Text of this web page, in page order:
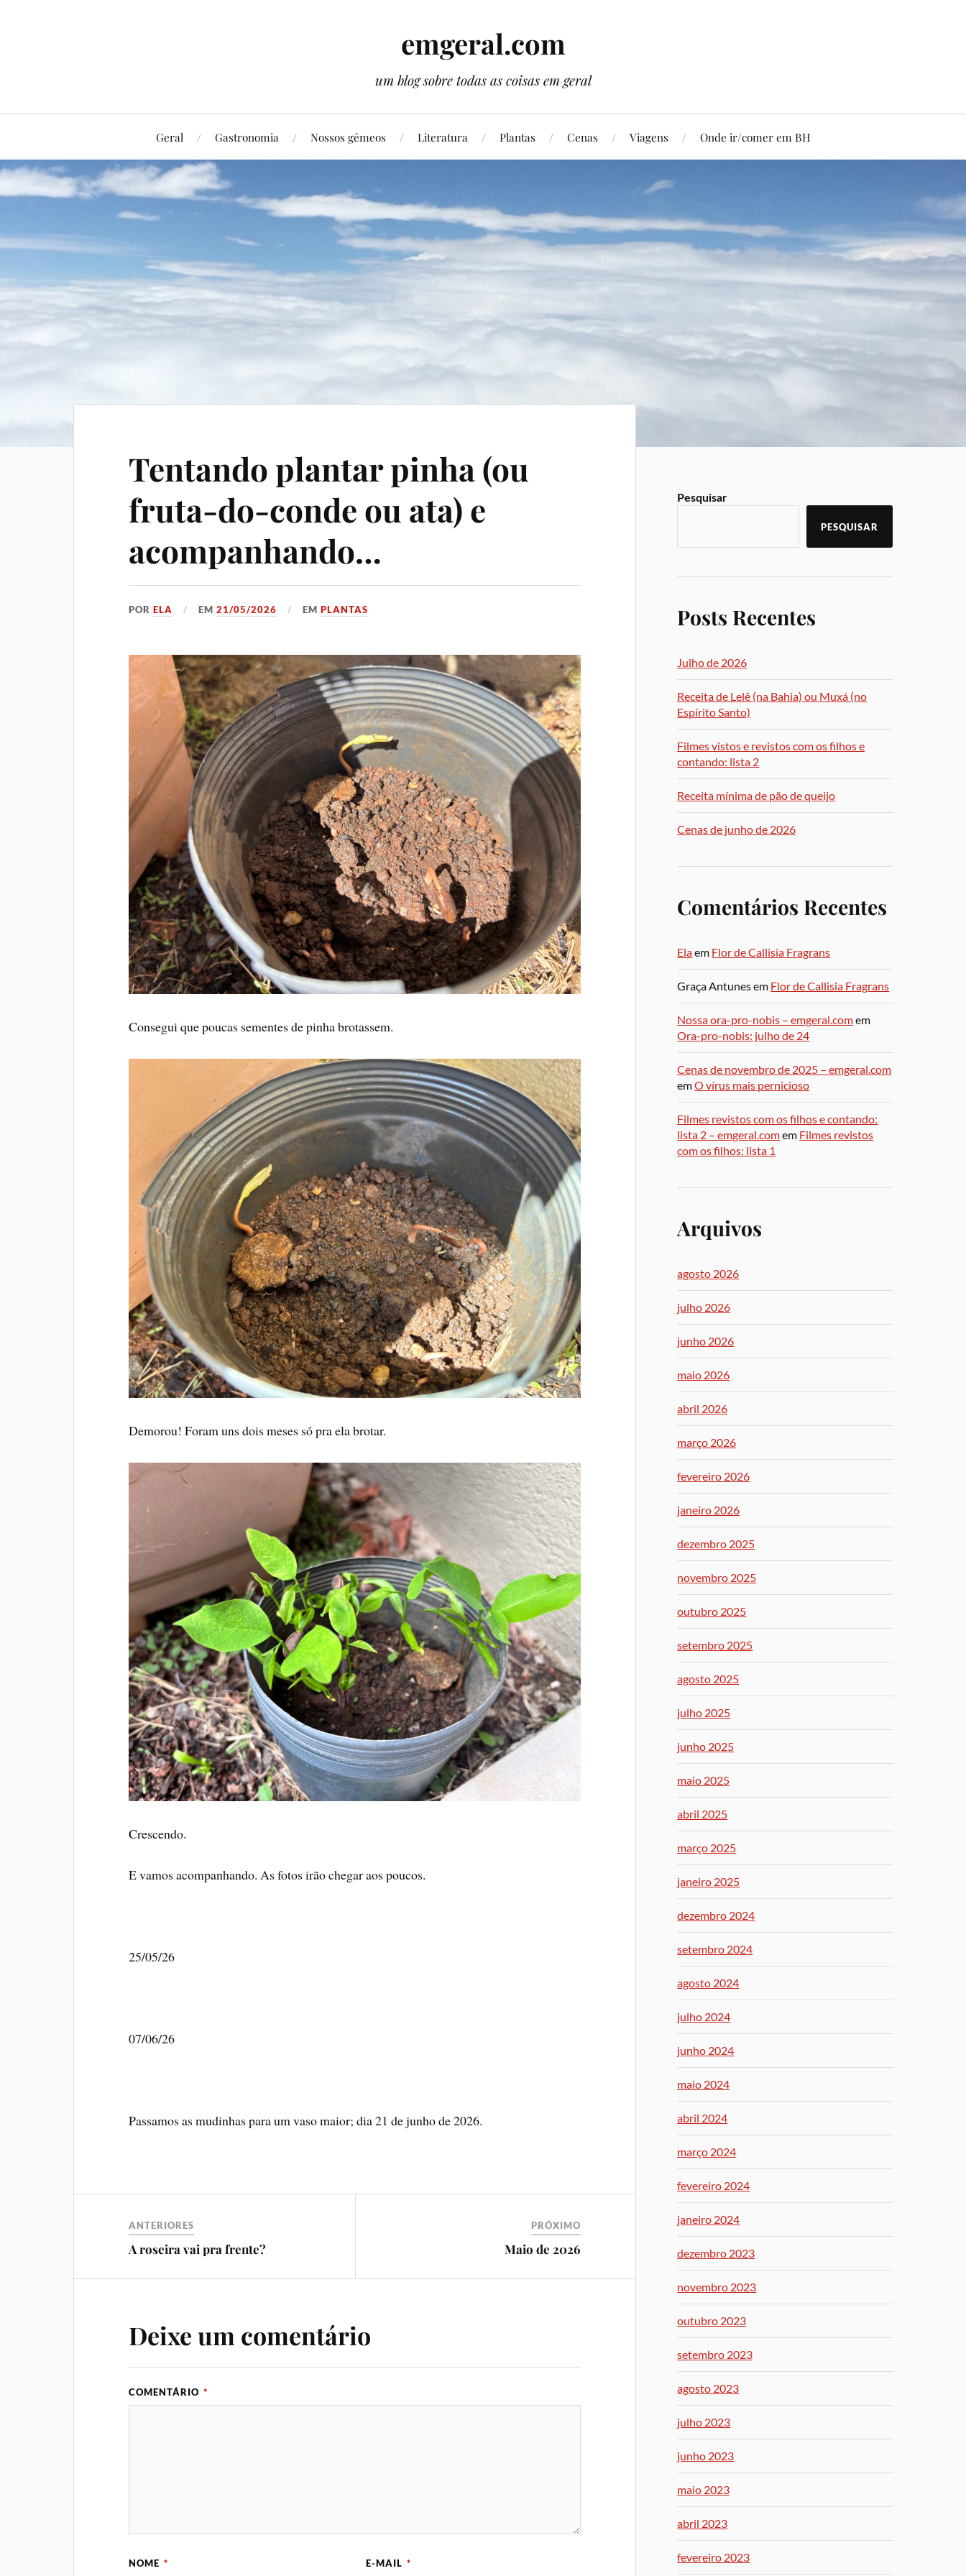
emgeral.com
um blog sobre todas as coisas em geral
Geral Gastronomia Nossos gêmeos Literatura Plantas Cenas Viagens Onde ir/comer em BH
Tentando plantar pinha (ou
fruta-do-conde ou ata) e
acompanhando…
PORELA EM21/05/2026 EMPLANTAS
Consegui que poucas sementes de pinha brotassem.
Demorou! Foram uns dois meses só pra ela brotar.
Crescendo.
E vamos acompanhando. As fotos irão chegar aos poucos.
25/05/26
07/06/26
Passamos as mudinhas para um vaso maior; dia 21 de junho de 2026.
ANTERIORES
A roseira vai pra frente?
PRÓXIMO
Maio de 2026
Deixe um comentário
COMENTÁRIO *
NOME * E-MAIL *
Pesquisar
PESQUISAR
Posts Recentes
Julho de 2026
Receita de Lelê (na Bahia) ou Muxá (no
Espírito Santo)
Filmes vistos e revistos com os filhos e
contando: lista 2
Receita mínima de pão de queijo
Cenas de junho de 2026
Comentários Recentes
Elaem Flor de Callisia Fragrans
Graça Antunesem Flor de Callisia Fragrans
Nossa ora-pro-nobis – emgeral.comem
Ora-pro-nobis: julho de 24
Cenas de novembro de 2025 – emgeral.com
emO vírus mais pernicioso
Filmes revistos com os filhos e contando:
lista 2 – emgeral.comem Filmes revistos
com os filhos: lista 1
Arquivos
agosto 2026
julho 2026
junho 2026
maio 2026
abril 2026
março 2026
fevereiro 2026
janeiro 2026
dezembro 2025
novembro 2025
outubro 2025
setembro 2025
agosto 2025
julho 2025
junho 2025
maio 2025
abril 2025
março 2025
janeiro 2025
dezembro 2024
setembro 2024
agosto 2024
julho 2024
junho 2024
maio 2024
abril 2024
março 2024
fevereiro 2024
janeiro 2024
dezembro 2023
novembro 2023
outubro 2023
setembro 2023
agosto 2023
julho 2023
junho 2023
maio 2023
abril 2023
fevereiro 2023